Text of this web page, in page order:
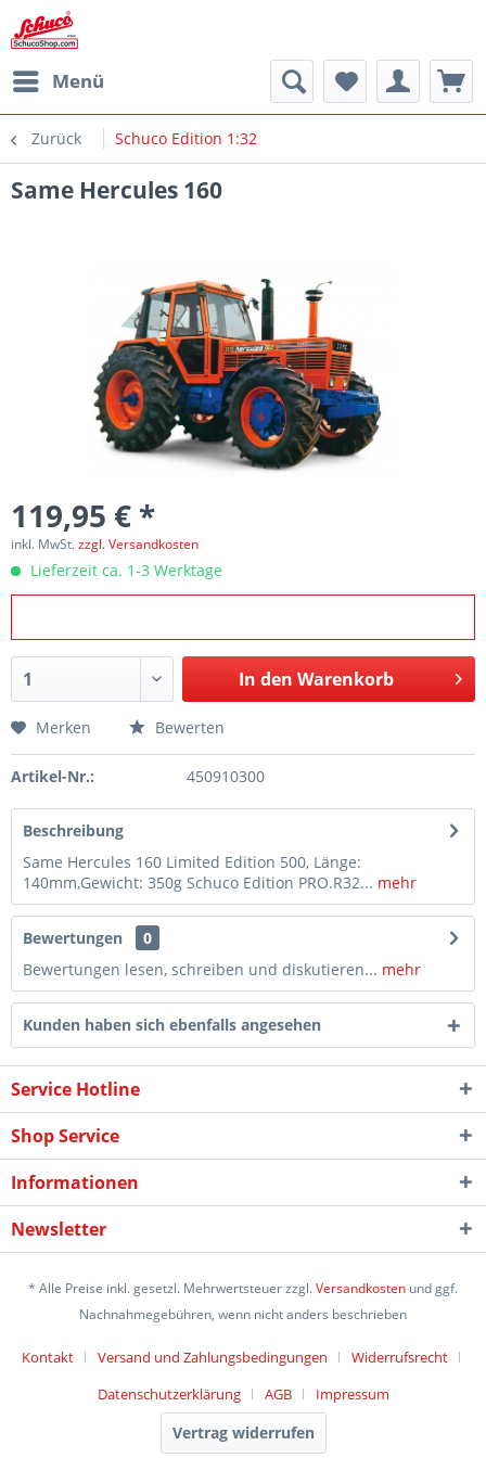
Menü
Zurück Schuco Edition 1:32
Same Hercules 160
119,95 € *
inkl. MwSt.zzgl. Versandkosten
Lieferzeit ca. 1-3 Werktage
In den Warenkorb
Merken Bewerten
Artikel-Nr.: 450910300
Beschreibung
Same Hercules 160 Limited Edition 500, Länge:
140mm,Gewicht: 350g Schuco Edition PRO.R32... mehr
Bewertungen
0
Bewertungen lesen, schreiben und diskutieren... mehr
Kunden haben sich ebenfalls angesehen
Service Hotline
Shop Service
Informationen
Newsletter
* Alle Preise inkl. gesetzl. Mehrwertsteuer zzgl.Versandkosten und ggf.
Nachnahmegebühren, wenn nicht anders beschrieben
Kontakt Versand und Zahlungsbedingungen
Widerrufsrecht
Datenschutzerklärung
AGB Impressum
Vertrag widerrufen